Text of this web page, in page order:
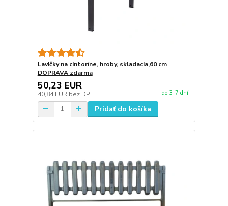
Lavičky na cintoríne, hroby, skladacia,60 cm
DOPRAVA zdarma
50,23 EUR
40,84 EUR bez DPH do 3-7 dní
Pridať do košíka